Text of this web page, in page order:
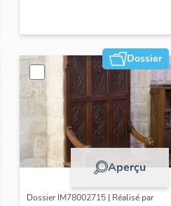
Dossier
Aperçu
Dossier IM78002715 | Réalisé par